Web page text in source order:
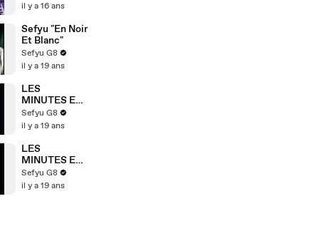
il y a 16 ans
Sefyu "En Noir
Et Blanc"
Sefyu G8
il y a 19 ans
LES
MINUTES EN
NOIR ET
BLANC -
Sefyu G8
il y a 19 ans
LES
MINUTES EN
NOIR ET
BLANC -
Sefyu G8
il y a 19 ans